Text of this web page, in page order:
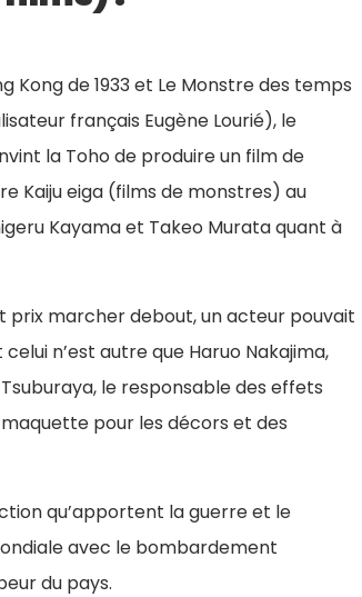
Kong de 1933 et Le Monstre des temps
français Eugène Lourié), le
la Toho de produire un film de
Kaiju eiga (films de monstres) au
Kayama et Takeo Murata quant à
prix marcher debout, un acteur pouvait
n’est autre que Haruo Nakajima,
le responsable des effets
pour les décors et des
qu’apportent la guerre et le
avec le bombardement
du pays.